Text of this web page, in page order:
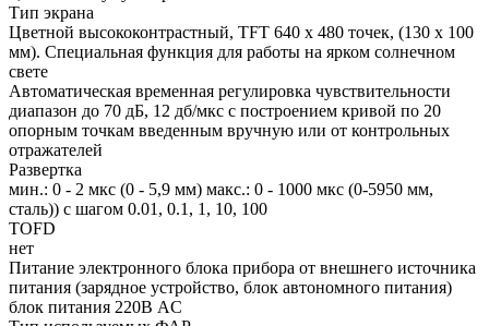
Тип экрана
Цветной высококонтрастный, TFT 640 х 480 точек, (130 х 100
мм). Специальная функция для работы на ярком солнечном
свете
Автоматическая временная регулировка чувствительности
диапазон до 70 дБ, 12 дб/мкс с построением кривой по 20
опорным точкам введенным вручную или от контрольных
отражателей
Развертка
мин.: 0 - 2 мкс (0 - 5,9 мм) макс.: 0 - 1000 мкс (0-5950 мм,
сталь)) с шагом 0.01, 0.1, 1, 10, 100
TOFD
нет
Питание электронного блока прибора от внешнего источника
питания (зарядное устройство, блок автономного питания)
блок питания 220В AC